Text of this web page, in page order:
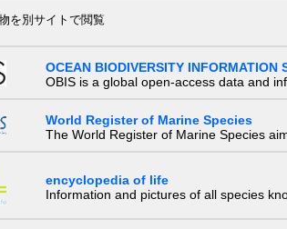
を別サイトで閲覧
OCEAN BIODIVERSITY INFORMATION
OBIS is a global open-access data and
World Register of Marine Species
The World Register of Marine Species
encyclopedia of life
Information and pictures of all species